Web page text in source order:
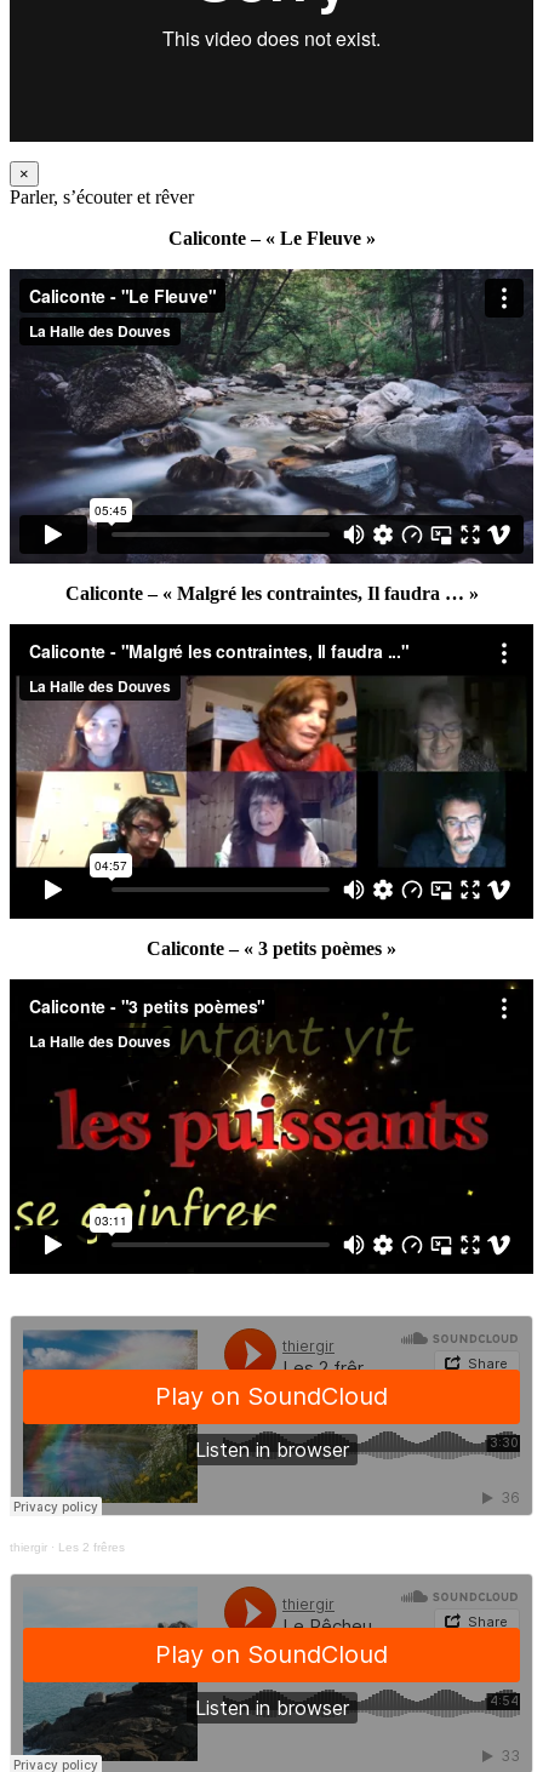
×
Parler, s’écouter et rêver
Caliconte – « Le Fleuve »
Caliconte – « Malgré les contraintes, Il faudra … »
Caliconte – « 3 petits poèmes »
thiergir · Les 2 frêres